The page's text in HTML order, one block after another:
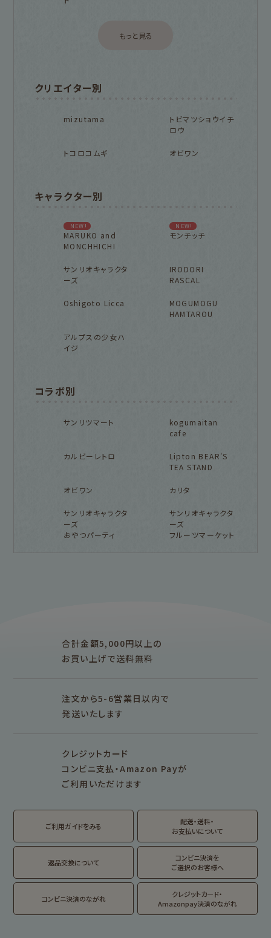
もっと見る
クリエイター別
mizutama
トビマツショウイチ
ロウ
トコロコムギ オビワン
キャラクター別
NEW!
MARUKO and
MONCHHICHI
NEW!
モンチッチ
サンリオキャラクタ
ーズ
IRODORI
RASCAL
Oshigoto Licca
MOGUMOGU
HAMTAROU
アルプスの少女ハ
イジ
コラボ別
サンリツマート
kogumaitan
cafe
カルビーレトロ
Lipton BEAR'S
TEA STAND
オビワン カリタ
サンリオキャラクタ
ーズ
おやつパーティ
サンリオキャラクタ
ーズ
フルーツマーケット
雑貨類
フルカワはんこの商品を見る スタンプパッドの商品を見る
M5 M6
その他
サンリオキャラクタ
ーズ
おやつパーティ
トビマツショウイチ
ロウ
トコロコムギ
アルプスの少女ハイ
ジ
Lipton BEAR'S
カルビーレトロ
サンリオキャラクタ
ーズ
フルーツマーケット
お菓子などうぶつ
工房
おりがみ
翠 sui の商品を見る 結々 yuiyui の商品を見る
合計金額5,000円以上の
お買い上げで送料無料
注文から5-6営業日以内で
発送いたします
クレジットカード
コンビニ支払・Amazon Payが
ご利用いただけます
ご利用ガイドをみる
配送・送料・
お支払いについて
返品交換について
コンビニ決済を
ご選択のお客様へ
コンビニ決済のながれ
クレジットカード・
Amazonpay決済のながれ